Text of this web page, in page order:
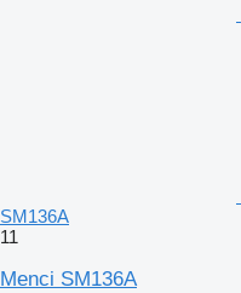
SM136A
11
Menci SM136A